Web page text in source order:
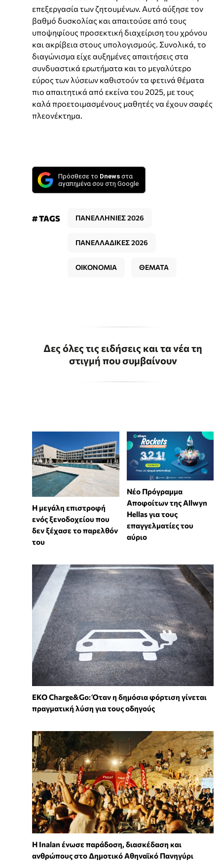
επεξεργασία των ζητουμένων. Αυτό αύξησε τον
βαθμό δυσκολίας και απαιτούσε από τους
υποψηφίους προσεκτική διαχείριση του χρόνου
και ακρίβεια στους υπολογισμούς. Συνολικά, το
διαγώνισμα είχε αυξημένες απαιτήσεις στα
συνδυαστικά ερωτήματα και το μεγαλύτερο
εύρος των λύσεων καθιστούν τα φετινά θέματα
πιο απαιτητικά από εκείνα του 2025, με τους
καλά προετοιμασμένους μαθητές να έχουν σαφές
πλεονέκτημα.
Πρόσθεσε το Dnews στα
αγαπημένα σου στη Google
# TAGS ΠΑΝΕΛΛΗΝΙΕΣ 2026
ΠΑΝΕΛΛΑΔΙΚΕΣ 2026
ΟΙΚΟΝΟΜΙΑ ΘΕΜΑΤΑ
Δες όλες τις ειδήσεις και τα νέα τη
στιγμή που συμβαίνουν
Η μεγάλη επιστροφή
ενός ξενοδοχείου που
δεν ξέχασε το παρελθόν
του
Νέο Πρόγραμμα
Αποφοίτων της Allwyn
Hellas για τους
επαγγελματίες του
αύριο
EKO Charge&Go: Όταν η δημόσια φόρτιση γίνεται
πραγματική λύση για τους οδηγούς
Η Inalan ένωσε παράδοση, διασκέδαση και
ανθρώπους στο Δημοτικό Αθηναϊκό Πανηγύρι